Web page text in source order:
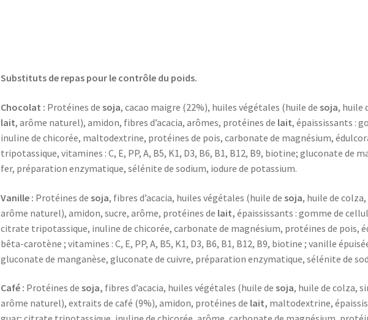
Substituts de repas pour le contrôle du poids.
Chocolat : Protéines desoja, cacao maigre (22%), huiles végétales (huile desoja, huile
lait, arôme naturel), amidon, fibres d’acacia, arômes, protéines de lait, épaississants :
inuline de chicorée, maltodextrine, protéines de pois, carbonate de magnésium,
tripotassique, vitamines : C, E, PP, A, B5, K1, D3, B6, B1, B12, B9, biotine; gluconate de
fer, préparation enzymatique, sélénite de sodium, iodure de potassium.
Vanille : Protéines desoja, fibres d’acacia, huiles végétales (huile desoja, huile de
arôme naturel), amidon, sucre, arôme, protéines de lait, épaississants : gomme de
citrate tripotassique, inuline de chicorée, carbonate de magnésium, protéines de pois,
bêta-carotène ; vitamines : C, E, PP, A, B5, K1, D3, B6, B1, B12, B9, biotine ; vanille
gluconate de manganèse, gluconate de cuivre, préparation enzymatique, sélénite de
Café : Protéines de soja, fibres d’acacia, huiles végétales (huile de soja, huile de colza,
arôme naturel), extraits de café (9%), amidon, protéines de lait, maltodextrine,